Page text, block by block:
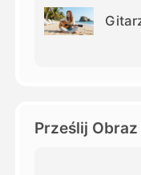
Zdjęcie
Prześlij Obraz